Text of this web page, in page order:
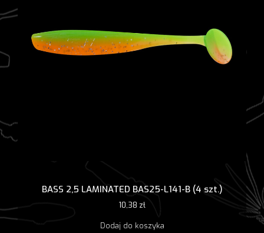
BASS 2,5 LAMINATED BAS25-L141-B (4 szt.)
10,38 zł
Dodaj do koszyka